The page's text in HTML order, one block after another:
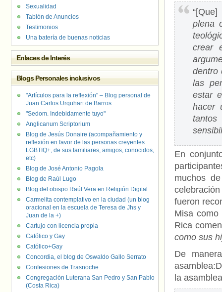
“[Que]
plena
crear
dentro
las
estar
hacer
En
muchos
fueron
Misa
Rica
como sus
De
la
Sexualidad
Tablón de Anuncios
Testimonios
Una batería de buenas noticias
Enlaces de Interés
Blogs Personales inclusivos
"Artículos para la reflexión" – Blog personal de
Juan Carlos Urquhart de Barros.
"Sedom. Indebidamente tuyo"
Anglicanum Scriptorium
Blog de Jesús Donaire (acompañamiento y
reflexión en favor de las personas creyentes
LGBTIQ+, de sus familiares, amigos, conocidos,
etc)
Blog de José Antonio Pagola
Blog de Raúl Lugo
Blog del obispo Raúl Vera en Religión Digital
Carmelita contemplativo en la ciudad (un blog
oracional en la escuela de Teresa de Jhs y
Juan de la +)
Cartujo con licencia propia
Católico y Gay
Católico+Gay
Concordia, el blog de Oswaldo Gallo Serrato
Confesiones de Trasnoche
Congregación Luterana San Pedro y San Pablo
(Costa Rica)